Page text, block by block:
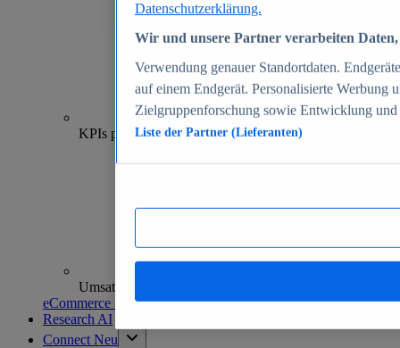
70+
KPIs pro Shop
Umsatzanalysen und -prognosen
eCommerce Insights entdecken
Research AI
Connect Neu
Datenschutzerklärung.
Wir und unsere Partner verarbeiten
Verwendung genauer Standortdaten.
auf einem Endgerät. Personalisierte Werbung
Zielgruppenforschung sowie Entwicklung
Liste der Partner (Lieferanten)